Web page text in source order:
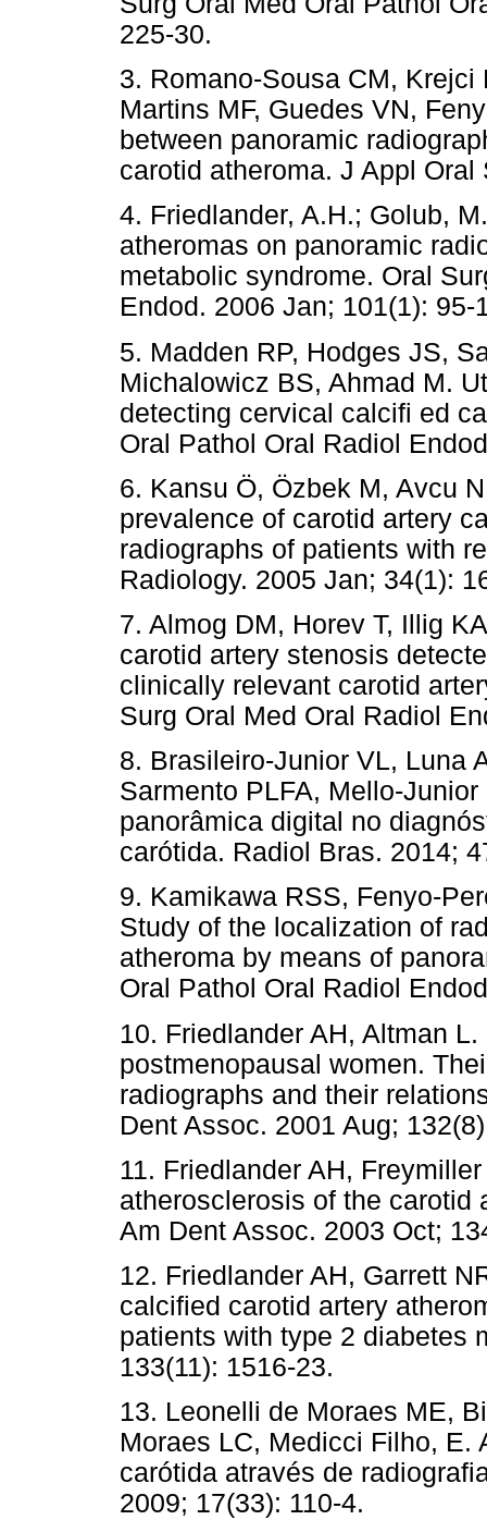
225-30.
3. Romano-Sousa CM,
Martins MF, Guedes VN,
between panoramic
carotid atheroma. J Appl
4. Friedlander, A.H.; Golub,
atheromas on panoramic
metabolic syndrome. Oral
Endod. 2006 Jan; 101(1): 95-
5. Madden RP, Hodges JS,
Michalowicz BS, Ahmad M.
detecting cervical calcifi ed
Oral Pathol Oral Radiol
6. Kansu Ö, Özbek M, Avcu
prevalence of carotid artery
radiographs of patients with
Radiology. 2005 Jan; 34(1):
7. Almog DM, Horev T, Illig
carotid artery stenosis
clinically relevant carotid
Surg Oral Med Oral Radiol
8. Brasileiro-Junior VL, Luna
Sarmento PLFA, Mello-
panorâmica digital no
carótida. Radiol Bras. 2014;
9. Kamikawa RSS, Fenyo-
Study of the localization of
atheroma by means of
Oral Pathol Oral Radiol
10. Friedlander AH, Altman
postmenopausal women.
radiographs and their
Dent Assoc. 2001 Aug;
11. Friedlander AH,
atherosclerosis of the carotid
Am Dent Assoc. 2003 Oct;
12. Friedlander AH, Garrett
calcified carotid artery
patients with type 2 diabetes
133(11): 1516-23.
13. Leonelli de Moraes ME,
Moraes LC, Medicci Filho, E.
carótida através de
2009; 17(33): 110-4.